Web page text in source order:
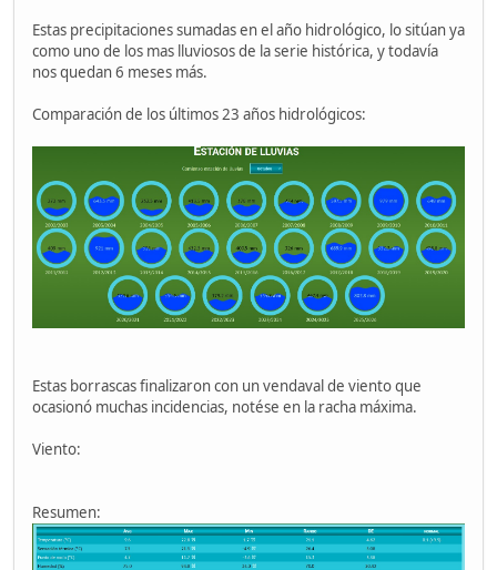
Estas precipitaciones sumadas en el año hidrológico, lo sitúan ya
como uno de los mas lluviosos de la serie histórica, y todavía
nos quedan 6 meses más.
Comparación de los últimos 23 años hidrológicos:
Estas borrascas finalizaron con un vendaval de viento que
ocasionó muchas incidencias, notése en la racha máxima.
Viento:
Resumen: